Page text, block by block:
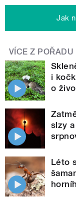
Jak
VÍCE Z POŘADU
i
o
slzy
Léto